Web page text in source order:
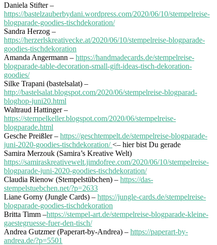
Daniela Stifter –
https://bastelzauberbydani.wordpress.com/2020/06/10/stempelreise-
blogparade-goodies-tischdekoration/
Sandra Herzog –
https://herzerlskreativecke.at/2020/06/10/stempelreise-blogparade-
goodies-tischdekoration
Amanda Angermann – https://handmadecards.de/stempelreise-
blogparade-table-decoration-small-gift-ideas-tisch-dekoration-
goodies/
Silke Trapani (bastelsalat) –
http://bastelsalat.blogspot.com/2020/06/stempelreise-blogparad-
bloghop-juni20.html
Waltraud Hattinger –
https://stempelkeller.blogspot.com/2020/06/stempelreise-
blogparade.html
Gesche Preißler – https://geschtempelt.de/stempelreise-blogparade-
juni-2020-goodies-tischdekoration/<– hier bist Du gerade
Samira Merzouk (Samira’s Kreative Welt)
https://samiraskreativewelt.jimdofree.com/2020/06/10/stempelreise-
blogparade-juni-2020-goodies-tischdekoration/
Claudia Rienow (Stempelstübchen) – https://das-
stempelstuebchen.net/?p=2633
Liane Gorny (Jungle Cards) – https://jungle-cards.de/stempelreise-
blogparade-goodies-tischdekoration
Britta Timm –https://stempel-art.de/stempelreise-blogparade-kleine-
gaestegruesse-fuer-den-tisch/
Andrea Gutzmer (Paperart-by-Andrea) – https://paperart-by-
andrea.de/?p=5501